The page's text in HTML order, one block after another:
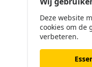
Deze website
cookies om de
verbeteren.